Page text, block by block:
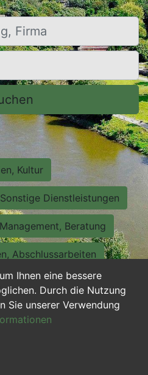
Ihnen eine bessere
Durch die Nutzung
Sie unserer Verwendung
Kultur
Sonstige Dienstleistungen
Management, Beratung
Abschlussarbeiten
Sekretariat
Nebenjobs
Ausbildung